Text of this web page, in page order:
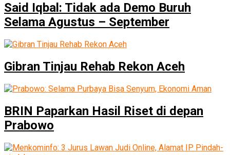
Said Iqbal: Tidak ada Demo Buruh
Selama Agustus – September
Gibran Tinjau Rehab Rekon Aceh
BRIN Paparkan Hasil Riset di depan
Prabowo